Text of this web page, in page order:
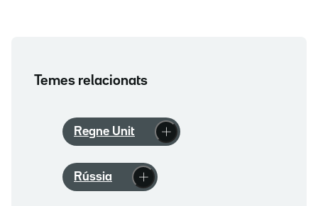
Temes relacionats
Regne Unit
Rússia